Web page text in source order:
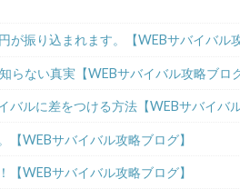
が振り込まれます。【WEBサバイバル
らない真実【WEBサバイバル攻略ブログ
ルに差をつける方法【WEBサバイバル
WEBサバイバル攻略ブログ】
WEBサバイバル攻略ブログ】